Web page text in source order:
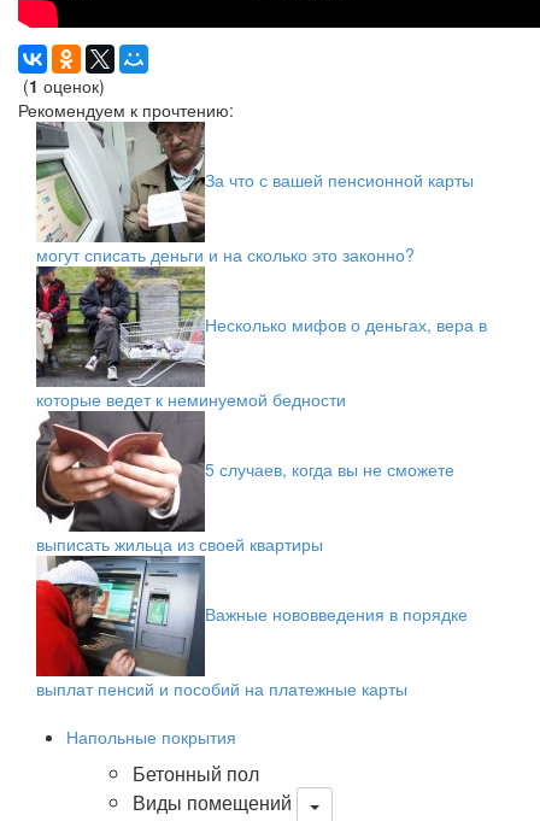
(1 оценок)
Рекомендуем к прочтению:
За что с вашей пенсионной карты
могут списать деньги и на сколько это законно?
Несколько мифов о деньгах, вера в
которые ведет к неминуемой бедности
5 случаев, когда вы не сможете
выписать жильца из своей квартиры
Важные нововведения в порядке
выплат пенсий и пособий на платежные карты
Напольные покрытия
Бетонный пол
Виды помещений